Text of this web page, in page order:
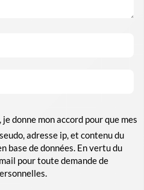
donne mon accord pour que mes
adresse ip, et contenu du
base de données. En vertu du
pour toute demande de